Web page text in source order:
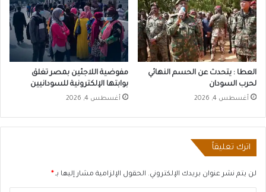
العطا : يتحدث عن الحسم النهائي
لحرب السودان
أغسطس 4, 2026
مفوضية اللاجئين بمصر تغلق
بوابتها الإلكترونية للسودانيين
أغسطس 4, 2026
اترك تعليقاً
لن يتم نشر عنوان بريدك الإلكتروني. الحقول الإلزامية مشار إليها بـ*